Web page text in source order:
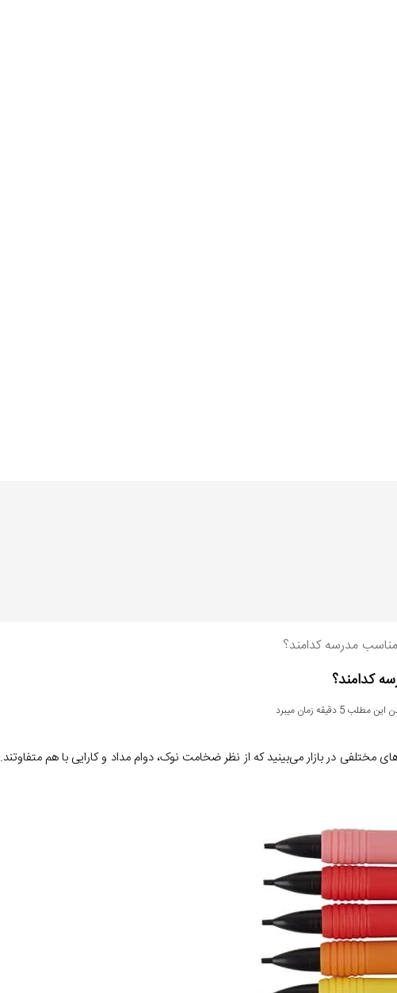
مدرسه کدامند؟
کدامند؟
مطلب 5 دقیقه زمان میبرد
در بازار می‌بینید که از نظر ضخامت نوک، دوام مداد و کارایی با هم متفاوتند.